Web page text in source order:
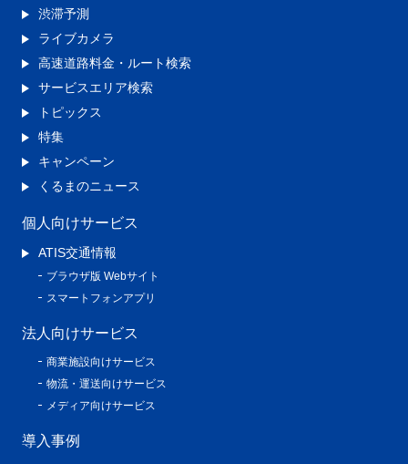
渋滞予測
ライブカメラ
高速道路料金・ルート検索
サービスエリア検索
トピックス
特集
キャンペーン
くるまのニュース
個人向けサービス
ATIS交通情報
ブラウザ版 Webサイト
スマートフォンアプリ
法人向けサービス
商業施設向けサービス
物流・運送向けサービス
メディア向けサービス
導入事例